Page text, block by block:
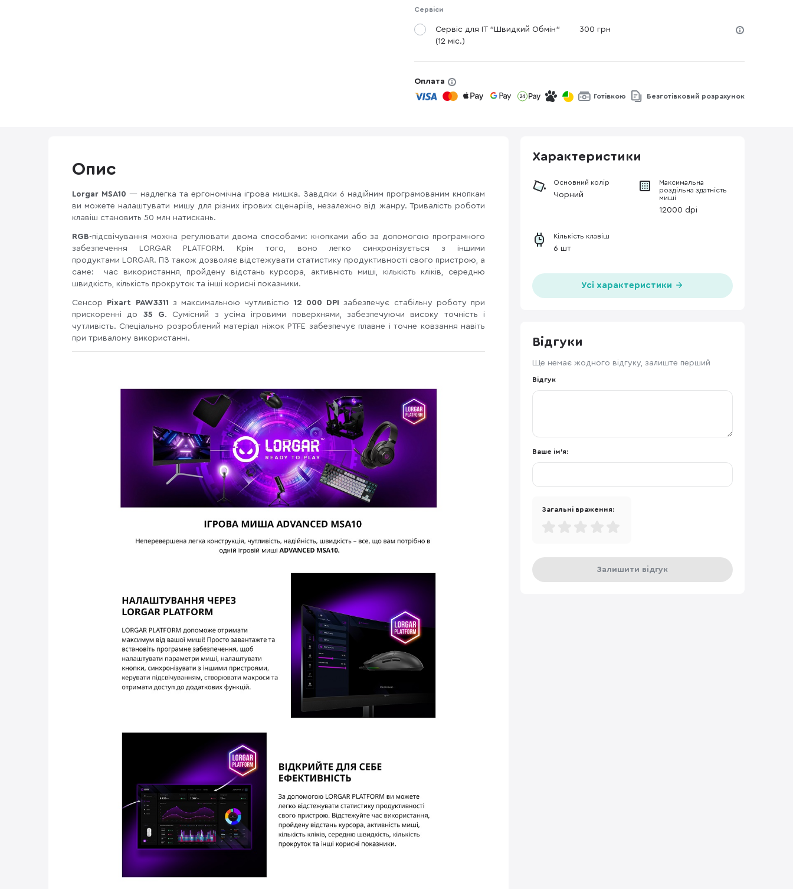
Сервіси
Сервіс для IT "Швидкий Обмін"
(12 міс.)
300 грн
Оплата
Готівкою Безготівковий розрахунок
Опис
Lorgar MSA10 — надлегка та ергономічна ігрова мишка. Завдяки 6 надійним програмованим кнопкам
ви можете налаштувати мишу для різних ігрових сценаріїв, незалежно від жанру. Тривалість роботи
клавіш становить 50 млн натискань.
RGB-підсвічування можна регулювати двома способами: кнопками або за допомогою програмного
забезпечення LORGAR PLATFORM. Крім того, воно легко синхронізується з іншими
продуктами LORGAR. ПЗ також дозволяє відстежувати статистику продуктивності свого пристрою, а
саме: час використання, пройдену відстань курсора, активність миші, кількість кліків, середню
швидкість, кількість прокруток та інші корисні показники.
Сенсор Pixart PAW3311 з максимальною чутливістю 12 000 DPI забезпечує стабільну роботу при
прискоренні до 35 G. Сумісний з усіма ігровими поверхнями, забезпечуючи високу точність і
чутливість. Спеціально розроблений матеріал ніжок PTFE забезпечує плавне і точне ковзання навіть
при тривалому використанні.
Характеристики
Основний колір
Чорний
Максимальна
роздільна здатність
миші
12000 dpi
Кількість клавіш
6 шт
Усі характеристики
Відгуки
Ще немає жодного відгуку, залиште перший
Відгук
Ваше ім'я:
Загальні враження:
Залишити відгук